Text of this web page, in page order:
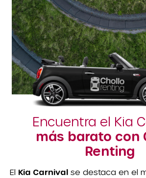
Encuentra el Kia
más barato con
Renting
El Kia Carnival se destaca en el